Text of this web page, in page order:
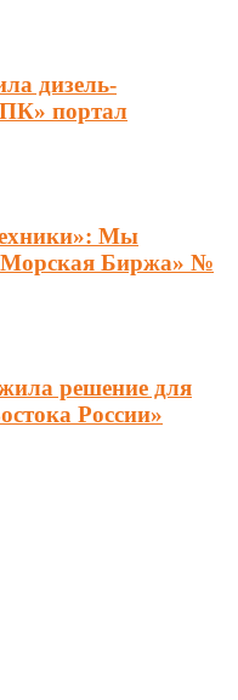
дизель-
портал
Мы
Биржа» №
решение для
России»